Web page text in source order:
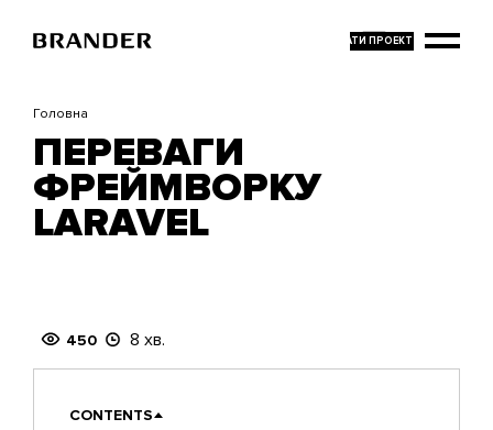
основного
Головна
ПЕРЕВАГИ
ФРЕЙМВОРКУ
LARAVEL
450 8 хв.
CONTENTS